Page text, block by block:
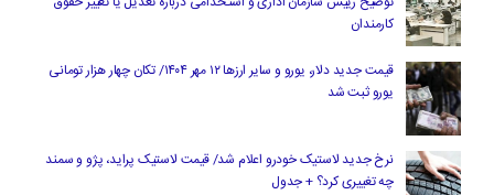
کارمندان
قیمت جدید دلار، یورو و سایر ارزها ۱۲ مهر ۱۴۰۴/ تکان چهار هزار تومانی
یورو ثبت شد
نرخ جدید لاستیک خودرو اعلام شد/ قیمت لاستیک پراید، پژو و سمند
چه تغییری کرد؟ + جدول